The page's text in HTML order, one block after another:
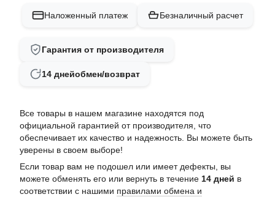
Наложенный платеж Безналичный расчет
Гарантия от производителя
14 днейобмен/возврат
Все товары в нашем магазине находятся под
официальной гарантией от производителя, что
обеспечивает их качество и надежность. Вы можете быть
уверены в своем выборе!
Если товар вам не подошел или имеет дефекты, вы
можете обменять его или вернуть в течение 14 дней в
соответствии с нашими правилами обмена и